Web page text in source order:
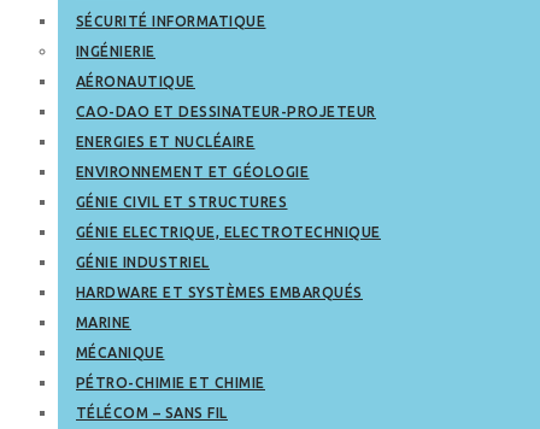
SÉCURITÉ INFORMATIQUE
INGÉNIERIE
AÉRONAUTIQUE
CAO-DAO ET DESSINATEUR-PROJETEUR
ENERGIES ET NUCLÉAIRE
ENVIRONNEMENT ET GÉOLOGIE
GÉNIE CIVIL ET STRUCTURES
GÉNIE ELECTRIQUE, ELECTROTECHNIQUE
GÉNIE INDUSTRIEL
HARDWARE ET SYSTÈMES EMBARQUÉS
MARINE
MÉCANIQUE
PÉTRO-CHIMIE ET CHIMIE
TÉLÉCOM – SANS FIL